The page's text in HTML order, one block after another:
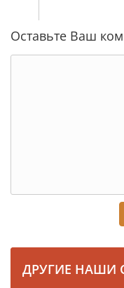
Оставьте Ваш
ДРУГИЕ НАШИ